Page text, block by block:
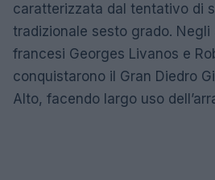
caratterizzata dal tentativo di
tradizionale sesto grado. Negli
francesi Georges Livanos e
conquistarono il Gran Diedro
Alto, facendo largo uso